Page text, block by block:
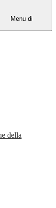
Menu di
della